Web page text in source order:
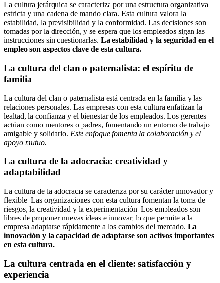
La cultura jerárquica se caracteriza por una estructura organizativa
estricta y una cadena de mando clara. Esta cultura valora la
estabilidad, la previsibilidad y la conformidad. Las decisiones son
tomadas por la dirección, y se espera que los empleados sigan las
instrucciones sin cuestionarlas. La estabilidad y la seguridad en el
empleo son aspectos clave de esta cultura.
La cultura del clan o paternalista: el espíritu de
familia
La cultura del clan o paternalista está centrada en la familia y las
relaciones personales. Las empresas con esta cultura enfatizan la
lealtad, la confianza y el bienestar de los empleados. Los gerentes
actúan como mentores o padres, fomentando un entorno de trabajo
amigable y solidario. Este enfoque fomenta la colaboración y el
apoyo mutuo.
La cultura de la adocracia: creatividad y
adaptabilidad
La cultura de la adocracia se caracteriza por su carácter innovador y
flexible. Las organizaciones con esta cultura fomentan la toma de
riesgos, la creatividad y la experimentación. Los empleados son
libres de proponer nuevas ideas e innovar, lo que permite a la
empresa adaptarse rápidamente a los cambios del mercado. La
innovación y la capacidad de adaptarse son activos importantes
en esta cultura.
La cultura centrada en el cliente: satisfacción y
experiencia